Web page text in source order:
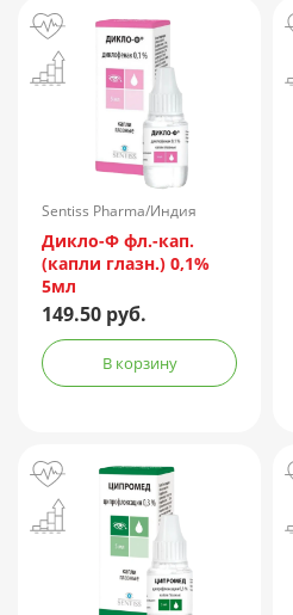
Sentiss Pharma/Индия
Дикло-Ф фл.-кап.
(капли глазн.) 0,1%
5мл
149.50 руб.
В корзину